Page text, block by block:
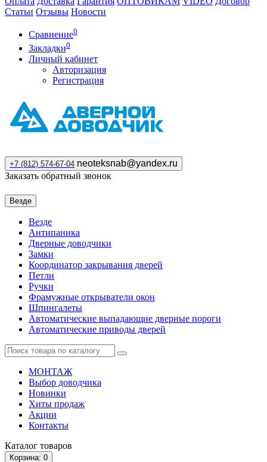
Статьи Отзывы Новости
Сравнение0
Закладки0
Личный кабинет
Авторизация
Регистрация
+7 (812) 574-67-04 neoteksnab@yandex.ru
Заказать обратный звонок
Везде
Везде
Антипаника
Дверные доводчики
Замки
Координатор закрывания дверей
Петли
Ручки
Фрамужные открыватели окон
Шпингалеты
Автоматические выпадающие дверные пороги
Автоматические приводы дверей
МОНТАЖ
Выбор доводчика
Новинки
Хиты продаж
Акции
Контакты
Каталог товаров
Корзина: 0